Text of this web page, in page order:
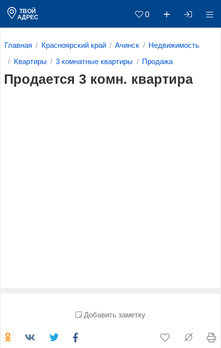
ТВОЙ
АДРЕС
0
Главная Красноярский край Ачинск Недвижимость
Квартиры 3 комнатные квартиры Продажа
Продается 3 комн. квартира
Добавить заметку